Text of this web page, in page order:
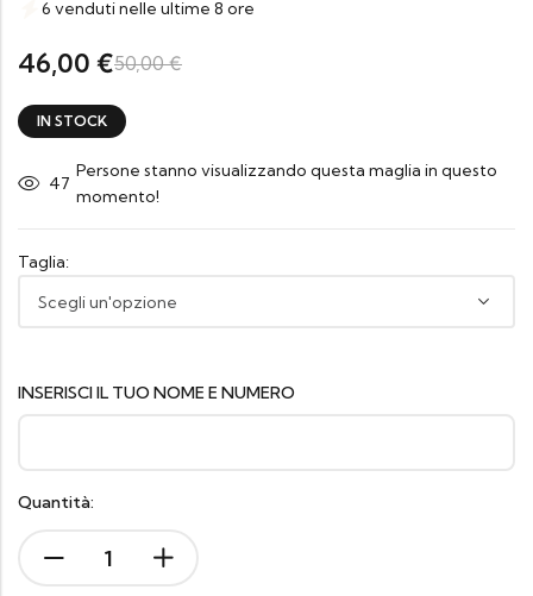
6 venduti nelle ultime 8 ore
46,00 €50,00€
IN STOCK
42
Persone stanno visualizzando questa maglia in questo
momento!
Taglia:
INSERISCI IL TUO NOME E NUMERO
Quantità: